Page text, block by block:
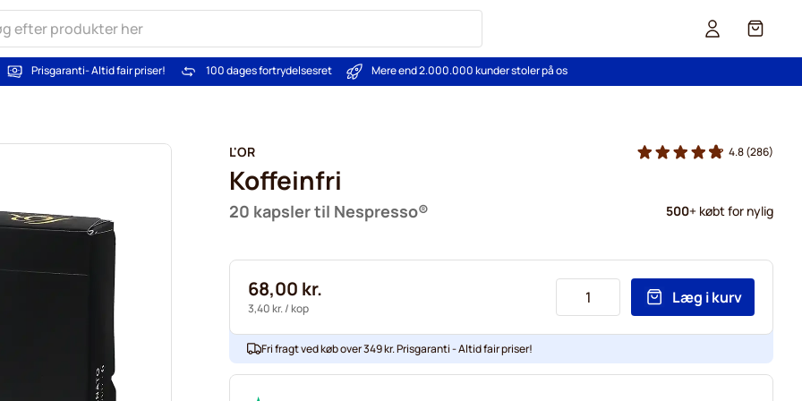
Cart
Prisgaranti- Altid fair priser! 100 dages fortrydelsesret Mere end 2.000.000 kunder stoler på os
L'OR
Koffeinfri
20 kapsler til Nespresso®
4.8(286)
500+ købt for nylig
68,00 kr.
3,40 kr./ kop
Læg i kurv
Fri fragt ved køb over 349 kr. Prisgaranti - Altid fair priser!